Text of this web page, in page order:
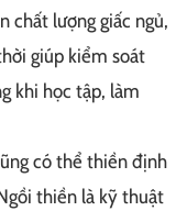
chất lượng giấc ngủ,
giúp kiểm soát
khi học tập, làm
có thể thiền định
thiền là kỹ thuật